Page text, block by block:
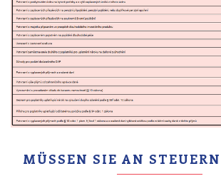
MÜSSEN SIE AN